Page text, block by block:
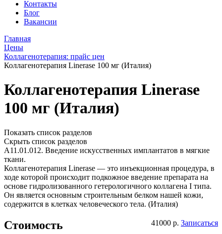
Контакты
Блог
Вакансии
Главная
Цены
Коллагенотерапия: прайс цен
Коллагенотерапия Linerase 100 мг (Италия)
Коллагенотерапия Linerase
100 мг (Италия)
Показать список разделов
Скрыть список разделов
А11.01.012. Введение искусственных имплантатов в мягкие
ткани.
Коллагенотерапия Linerase — это инъекционная процедура, в
ходе которой происходит подкожное введение препарата на
основе гидролизованного гетерологичного коллагена I типа.
Он является основным строительным белком нашей кожи,
содержится в клетках человеческого тела. (Италия)
Стоимость
41000 р. Записаться